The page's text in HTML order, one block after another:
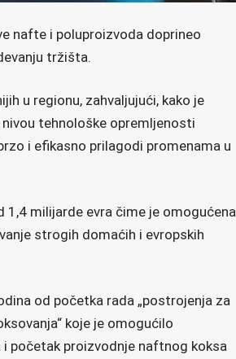
nafte i poluproizvoda doprineo
tržišta.
u regionu, zahvaljujući, kako je
tehnološke opremljenosti
i efikasno prilagodi promenama u
1,4 milijarde evra čime je omogućena
strogih domaćih i evropskih
od početka rada „postrojenja za
koje je omogućilo
početak proizvodnje naftnog koksa